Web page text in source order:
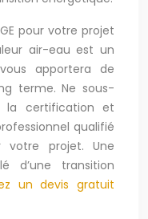
pour votre projet
air-eau est un
apportera de
terme. Ne sous-
la certification et
qualifié
votre projet. Une
d’une transition
un devis gratuit